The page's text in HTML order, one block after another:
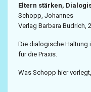
Eltern stärken,
Schopp, Johannes
Verlag Barbara Budrich,
Die dialogische Haltung
für die Praxis.
Was Schopp hier